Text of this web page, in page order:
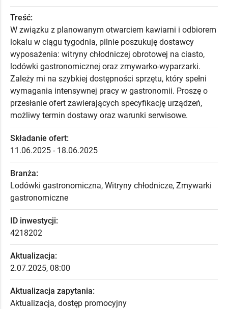
Treść:
W związku z planowanym otwarciem kawiarni i odbiorem
lokalu w ciągu tygodnia, pilnie poszukuję dostawcy
wyposażenia: witryny chłodniczej obrotowej na ciasto,
lodówki gastronomicznej oraz zmywarko-wyparzarki.
Zależy mi na szybkiej dostępności sprzętu, który spełni
wymagania intensywnej pracy w gastronomii. Proszę o
przesłanie ofert zawierających specyfikację urządzeń,
możliwy termin dostawy oraz warunki serwisowe.
Składanie ofert:
11.06.2025 - 18.06.2025
Branża:
Lodówki gastronomiczna, Witryny chłodnicze, Zmywarki
gastronomiczne
ID inwestycji:
4218202
Aktualizacja:
2.07.2025, 08:00
Aktualizacja zapytania:
Aktualizacja, dostęp promocyjny